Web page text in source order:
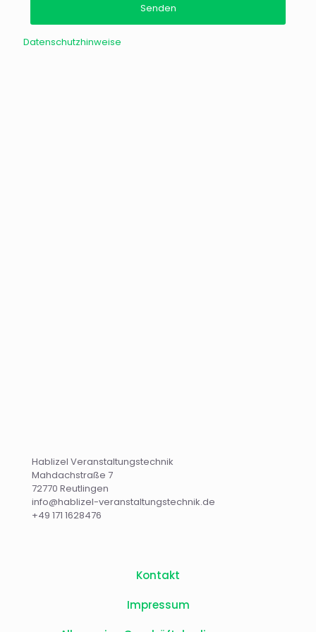
Datenschutzhinweise
Hablizel Veranstaltungstechnik
Mahdachstraße 7
72770 Reutlingen
info@hablizel-veranstaltungstechnik.de
+49 171 1628476
Kontakt
Impressum